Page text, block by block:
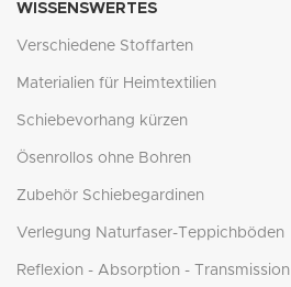
WISSENSWERTES
Verschiedene Stoffarten
Materialien für Heimtextilien
Schiebevorhang kürzen
Ösenrollos ohne Bohren
Zubehör Schiebegardinen
Verlegung Naturfaser-Teppichböden
Reflexion - Absorption - Transmission